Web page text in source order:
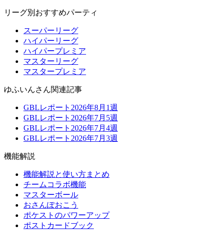
リーグ別おすすめパーティ
スーパーリーグ
ハイパーリーグ
ハイパープレミア
マスターリーグ
マスタープレミア
ゆふいんさん関連記事
GBLレポート2026年8月1週
GBLレポート2026年7月5週
GBLレポート2026年7月4週
GBLレポート2026年7月3週
機能解説
機能解説と使い方まとめ
チームコラボ機能
マスターボール
おさんぽおこう
ポケストのパワーアップ
ポストカードブック